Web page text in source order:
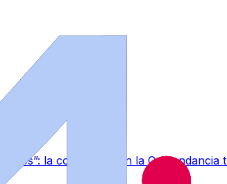
la conmoción en la Comandancia